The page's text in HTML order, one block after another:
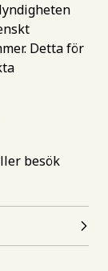
Detta för
besök